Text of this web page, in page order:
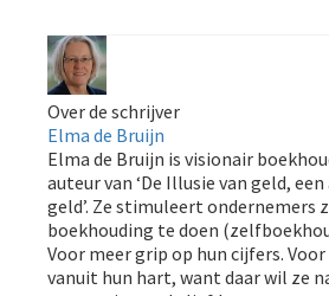
Over de schrijver
Elma de Bruijn
Elma de Bruijn is visionair
auteur van ‘De Illusie van geld,
geld’. Ze stimuleert ondernemers
boekhouding te doen
Voor meer grip op hun cijfers.
vanuit hun hart, want daar wil ze